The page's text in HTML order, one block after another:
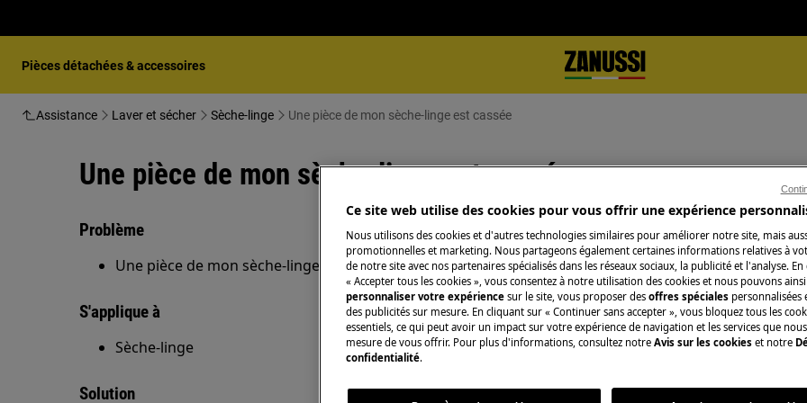
Pièces détachées & accessoires
Assistance Laver et sécher Sèche-linge Une pièce de mon sèche-linge est cassée
Une pièce de mon sèche-linge est cassée
Problème
Une pièce de mon sèche-linge est cassée
S'applique à
Sèche-linge
Solution
Réparation par
Fixez un rendez-
qualifiés Zanussi
qualités
Réserver une
Ce site web utilise des cookies pour vous offrir une expérience
Nous utilisons des cookies et d'autres technologies similaires pour améliorer notre site, mais
promotionnelles et marketing. Nous partageons également certaines informations relatives à
de notre site avec nos partenaires spécialisés dans les réseaux sociaux, la publicité et l'analyse.
« Accepter tous les cookies », vous consentez à notre utilisation des cookies et nous pouvons ainsi
personnaliser votre expérience sur le site, vous proposer des offres spéciales
des publicités sur mesure. En cliquant sur « Continuer sans accepter », vous bloquez tous les
essentiels, ce qui peut avoir un impact sur votre expérience de navigation et les services que
mesure de vous offrir. Pour plus d'informations, consultez notre Avis sur les cookies et notre
confidentialité.